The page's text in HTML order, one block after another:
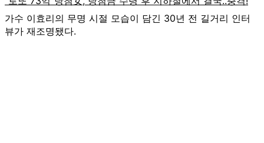
가수 이효리의 무명 시절 모습이 담긴 30년 전 길거리 인터
뷰가 재조명됐다.